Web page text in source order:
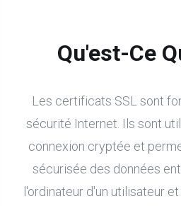
Qu'est-Ce
Les certificats SSL sont
sécurité Internet. Ils sont
connexion cryptée et
sécurisée des données
l'ordinateur d'un utilisateur